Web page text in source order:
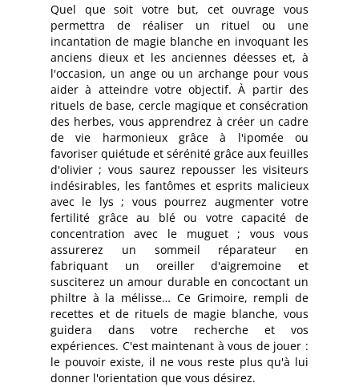
Quel que soit votre but, cet ouvrage vous
permettra de réaliser un rituel ou une
incantation de magie blanche en invoquant les
anciens dieux et les anciennes déesses et, à
l'occasion, un ange ou un archange pour vous
aider à atteindre votre objectif. À partir des
rituels de base, cercle magique et consécration
des herbes, vous apprendrez à créer un cadre
de vie harmonieux grâce à l'ipomée ou
favoriser quiétude et sérénité grâce aux feuilles
d'olivier ; vous saurez repousser les visiteurs
indésirables, les fantômes et esprits malicieux
avec le lys ; vous pourrez augmenter votre
fertilité grâce au blé ou votre capacité de
concentration avec le muguet ; vous vous
assurerez un sommeil réparateur en
fabriquant un oreiller d'aigremoine et
susciterez un amour durable en concoctant un
philtre à la mélisse… Ce Grimoire, rempli de
recettes et de rituels de magie blanche, vous
guidera dans votre recherche et vos
expériences. C'est maintenant à vous de jouer :
le pouvoir existe, il ne vous reste plus qu'à lui
donner l'orientation que vous désirez.